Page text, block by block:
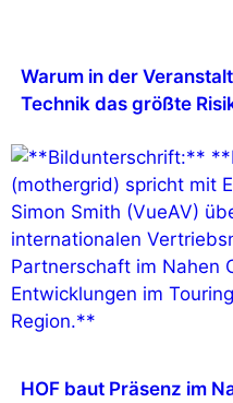
Warum in der
Technik das größte
HOF baut Präsenz im